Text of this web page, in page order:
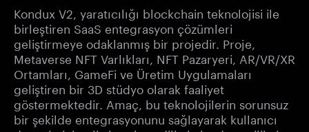
Kondux V2, yaratıcılığı blockchain teknolojisi ile
birleştiren SaaS entegrasyon çözümleri
geliştirmeye odaklanmış bir projedir. Proje,
Metaverse NFT Varlıkları, NFT Pazaryeri, AR/VR/XR
Ortamları, GameFi ve Üretim Uygulamaları
geliştiren bir 3D stüdyo olarak faaliyet
göstermektedir. Amaç, bu teknolojilerin sorunsuz
bir şekilde entegrasyonunu sağlayarak kullanıcı